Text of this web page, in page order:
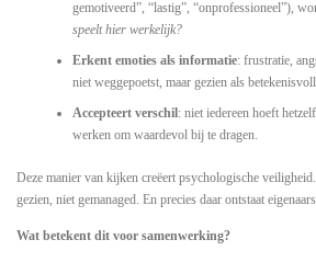
gemotiveerd”, “lastig”, “onprofessioneel”),
speelt hier werkelijk?
Erkent emoties als informatie: frustratie,
niet weggepoetst, maar gezien als
Accepteert verschil: niet iedereen hoeft
werken om waardevol bij te dragen.
Deze manier van kijken creëert psychologische
gezien, niet gemanaged. En precies daar ontstaat
Wat betekent dit voor samenwerking?